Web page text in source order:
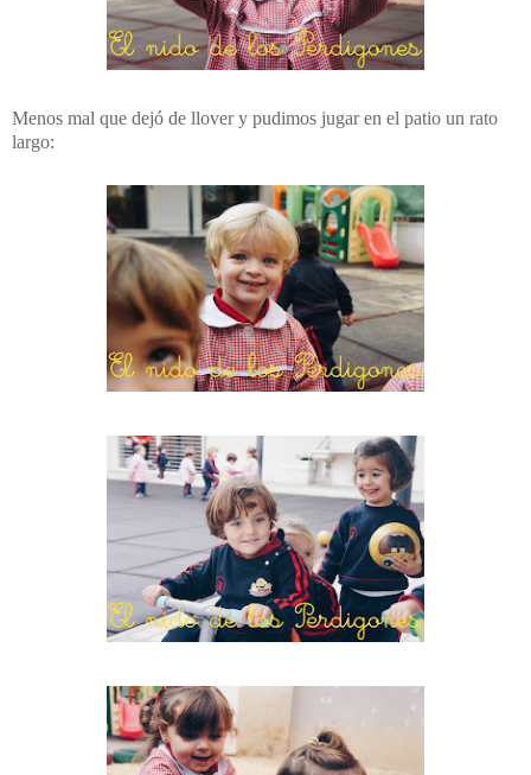
Menos mal que dejó de llover y pudimos jugar en el patio un rato
largo: